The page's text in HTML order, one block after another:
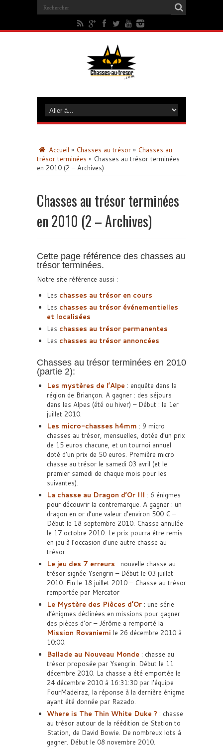
Accueil » Chasses au trésor » Chasses au
trésor terminées » Chasses au trésor terminées
en 2010 (2 – Archives)
Chasses au trésor terminées
en 2010 (2 – Archives)
Cette page référence des chasses au
trésor terminées.
Notre site référence aussi :
Les chasses au trésor en cours
Les chasses au trésor événementielles
et localisées
Les chasses au trésor permanentes
Les chasses au trésor annoncées
Chasses au trésor terminées en 2010
(partie 2):
Les mystères de l’Alpe : enquête dans la
région de Briançon. A gagner : des séjours
dans les Alpes (été ou hiver) – Début : le 1er
juillet 2010.
Les micro-chasses h4mm : 9 micro
chasses au trésor, mensuelles, dotée d’un prix
de 15 euros chacune, et un tournoi annuel
doté d’un prix de 50 euros. Première micro
chasse au trésor le samedi 03 avril (et le
premier samedi de chaque mois pour les
suivantes).
La chasse au Dragon d’Or III : 6 énigmes
pour découvrir la contremarque. A gagner : un
dragon en or d’une valeur d’environ 500 € –
Début le 18 septembre 2010. Chasse annulée
le 17 octobre 2010. Le prix pourra être remis
en jeu à l’occasion d’une autre chasse au
trésor.
Le jeu des 7 erreurs : nouvelle chasse au
trésor signée Ysengrin – Début le 03 juillet
2010. Fin le 18 juillet 2010 – Chasse au trésor
remportée par Mercator
Le Mystère des Pièces d’Or : une série
d’énigmes déclinées en missions pour gagner
des pièces d’or – Jérôme a remporté la
Mission Rovaniemi le 26 décembre 2010 à
10:00.
Ballade au Nouveau Monde : chasse au
trésor proposée par Ysengrin. Début le 11
décembre 2010. La chasse a été emportée le
24 décembre 2010 à 16:31:30 par l’équipe
FourMadeiraz, la réponse à la dernière énigme
ayant été donnée par Razado.
Where is The Thin White Duke ? : chasse
au trésor autour de la réédition de Station to
Station, de David Bowie. De nombreux lots à
gagner. Début le 08 novembre 2010.